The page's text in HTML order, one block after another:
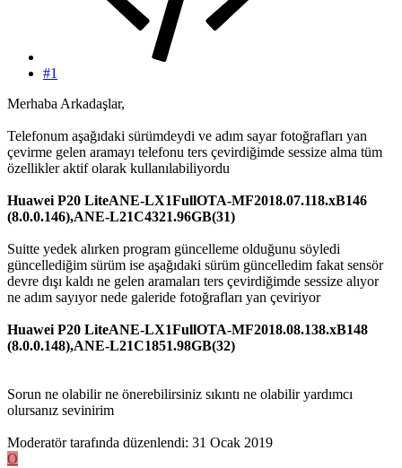
#1
Merhaba Arkadaşlar,
Telefonum aşağıdaki sürümdeydi ve adım sayar fotoğrafları yan
çevirme gelen aramayı telefonu ters çevirdiğimde sessize alma tüm
özellikler aktif olarak kullanılabiliyordu
Huawei P20 LiteANE-LX1FullOTA-MF2018.07.118.xB146
(8.0.0.146),ANE-L21C4321.96GB(31)
Suitte yedek alırken program güncelleme olduğunu söyledi
güncellediğim sürüm ise aşağıdaki sürüm güncelledim fakat sensör
devre dışı kaldı ne gelen aramaları ters çevirdiğimde sessize alıyor
ne adım sayıyor nede galeride fotoğrafları yan çeviriyor
Huawei P20 LiteANE-LX1FullOTA-MF2018.08.138.xB148
(8.0.0.148),ANE-L21C1851.98GB(32)
Sorun ne olabilir ne önerebilirsiniz sıkıntı ne olabilir yardımcı
olursanız sevinirim
Moderatör tarafında düzenlendi: 31 Ocak 2019
O